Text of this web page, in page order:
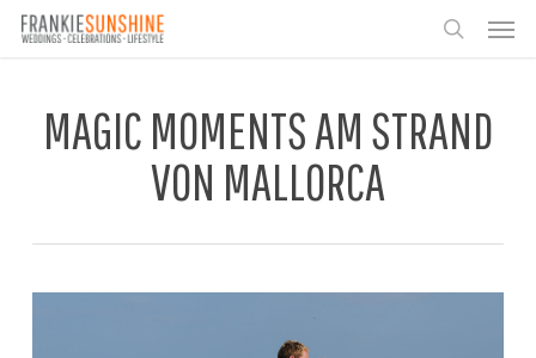
Skip
MAGIC MOMENTS AM STRAND
VON MALLORCA